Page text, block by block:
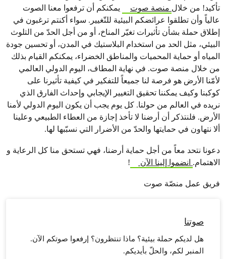
تأكيد! من خلال منصة صوت
يمكنكم أن ترفعوا معنا الصوت
عالياً وأن تطلقوا عرائضكم البيئية للتّغيير. سواء أكنتم ترغبون في
إطلاق حملة بشأن تأثيرات تغيّر المناخ، أو من أجل الحدّ من التلوث
البيئي، مثل الحد من استخدام البلاستيك في المدن، أو تحسين جودة
المياه أو حماية المحميات والمناطق الخضراء، يمكنكم القيام بذلك
من خلال منصة صوت. في نهاية المطاف، اليوم الدولي العالمي
لأمّنا الأرض هو فرصة لنا جميعاً للتفكير في كيفية تأثيرنا على
كوكبنا وكيف يمكننا تحقيق التغيير الإيجابي وإحداث الفارق الذي
نريده في العالم من حولنا. كل يوم يجب أن يكون اليوم الدولي لأمنا
الأرض. فلنتذكر أن أرضنا لا تأخذ إجازة من العطاء الطبيعي وعلينا
ألا نتهاون في حمايتها والحدّ من الأضرار التي نسبّبها لها.
دعونا نتحد معاً من أجل حماية أرضنا، فهي تستحق منا كل الرعاية و
الاهتمام. انضموا إلينا الآن !
فريق عمل منصّة صوت
صوتنا
هل لديكم حملة بيئية؟ ماذا تنتظرون؟ إرفعوا صوتكم الآن.
المنبر لكم، والحلّ بأيديكم.